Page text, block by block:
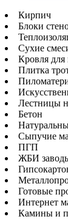
Кирпич
Блоки
Сухие
Кровля
Плитка
Лестницы
Бетон
Сыпучие
ПГП
ЖБИ
Готовые
Интернет
Камины и